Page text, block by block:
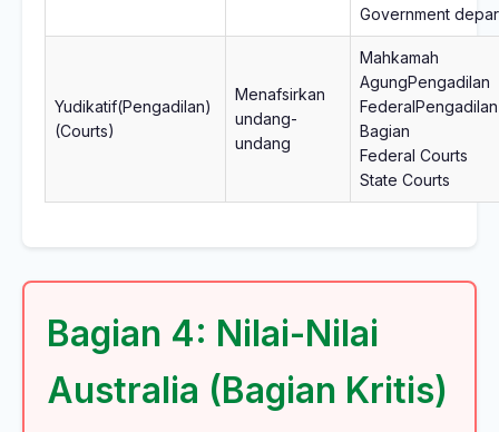
Government
Yudikatif(Pengadilan)
(Courts)
Menafsirkan
undang-
undang
Mahkamah
AgungPengadilan
Bagian
Federal Courts
State Courts
Bagian 4: Nilai-Nilai
Australia (Bagian Kritis)